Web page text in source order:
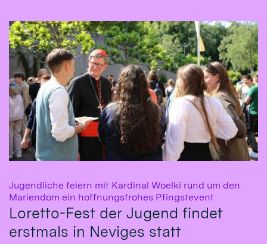
Jugendliche feiern mit Kardinal Woelki rund um den
Mariendom ein hoffnungsfrohes Pfingstevent:
Loretto-Fest der Jugend findet
erstmals in Neviges statt